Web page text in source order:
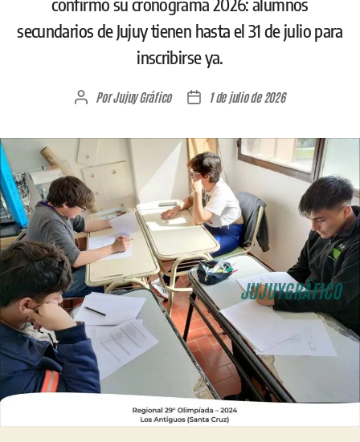
secundarios de Jujuy tienen hasta el 31 de julio para
inscribirse ya.
AutorPorJujuy Gráfico
Fecha
entrada
1 de julio de 2026